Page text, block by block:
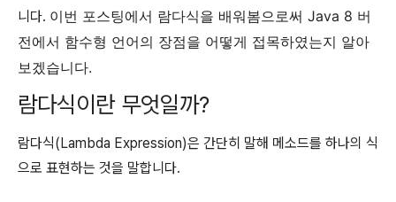
니다. 이번 포스팅에서 람다식을 배워봄으로써 Java 8 버
전에서 함수형 언어의 장점을 어떻게 접목하였는지 알아
보겠습니다.
람다식이란 무엇일까?
람다식(Lambda Expression)은 간단히 말해 메소드를 하나의 식
으로 표현하는 것을 말합니다.